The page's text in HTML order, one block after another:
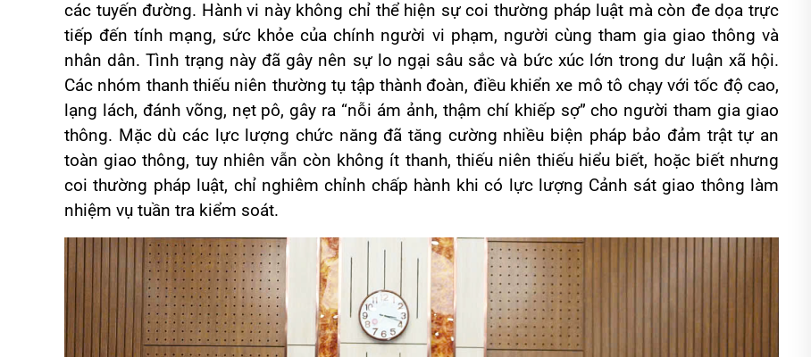
các tuyến đường. Hành vi này không chỉ thể hiện sự coi thường pháp luật mà còn đe dọa trực
tiếp đến tính mạng, sức khỏe của chính người vi phạm, người cùng tham gia giao thông và
nhân dân. Tình trạng này đã gây nên sự lo ngại sâu sắc và bức xúc lớn trong dư luận xã hội.
Các nhóm thanh thiếu niên thường tụ tập thành đoàn, điều khiển xe mô tô chạy với tốc độ cao,
lạng lách, đánh võng, nẹt pô, gây ra “nỗi ám ảnh, thậm chí khiếp sợ” cho người tham gia giao
thông. Mặc dù các lực lượng chức năng đã tăng cường nhiều biện pháp bảo đảm trật tự an
toàn giao thông, tuy nhiên vẫn còn không ít thanh, thiếu niên thiếu hiểu biết, hoặc biết nhưng
coi thường pháp luật, chỉ nghiêm chỉnh chấp hành khi có lực lượng Cảnh sát giao thông làm
nhiệm vụ tuần tra kiểm soát.